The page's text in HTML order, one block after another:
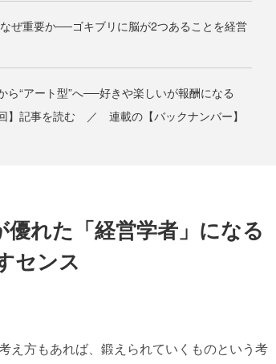
ぜ重要か──ゴキブリに脳が2つあることを経営
ら“アート型”へ──好きや楽しいが報酬になる
】記事を読む ／ 連載の【バックナンバー】
れた「経営学者」になる
センス
え方もあれば、鍛えられていくものという考